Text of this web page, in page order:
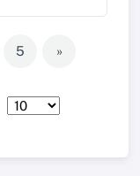
5 »